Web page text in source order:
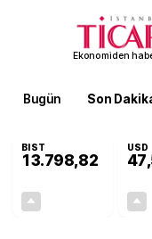
Ekonomiden
Bugün Son
BIST
13.798,82
USD